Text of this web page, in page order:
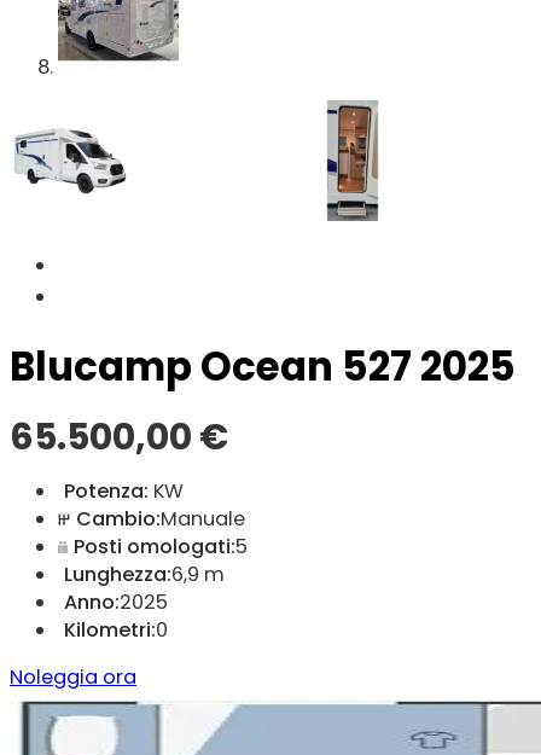
Blucamp Ocean 527 2025
65.500,00€
Potenza: KW
Cambio:Manuale
Posti omologati:5
Lunghezza:6,9 m
Anno:2025
Kilometri:0
Noleggia ora